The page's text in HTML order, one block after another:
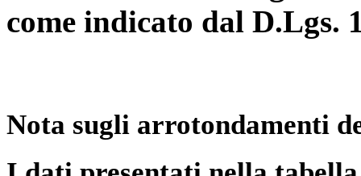
come indicato dal D.Lgs.
Nota sugli arrotondamenti